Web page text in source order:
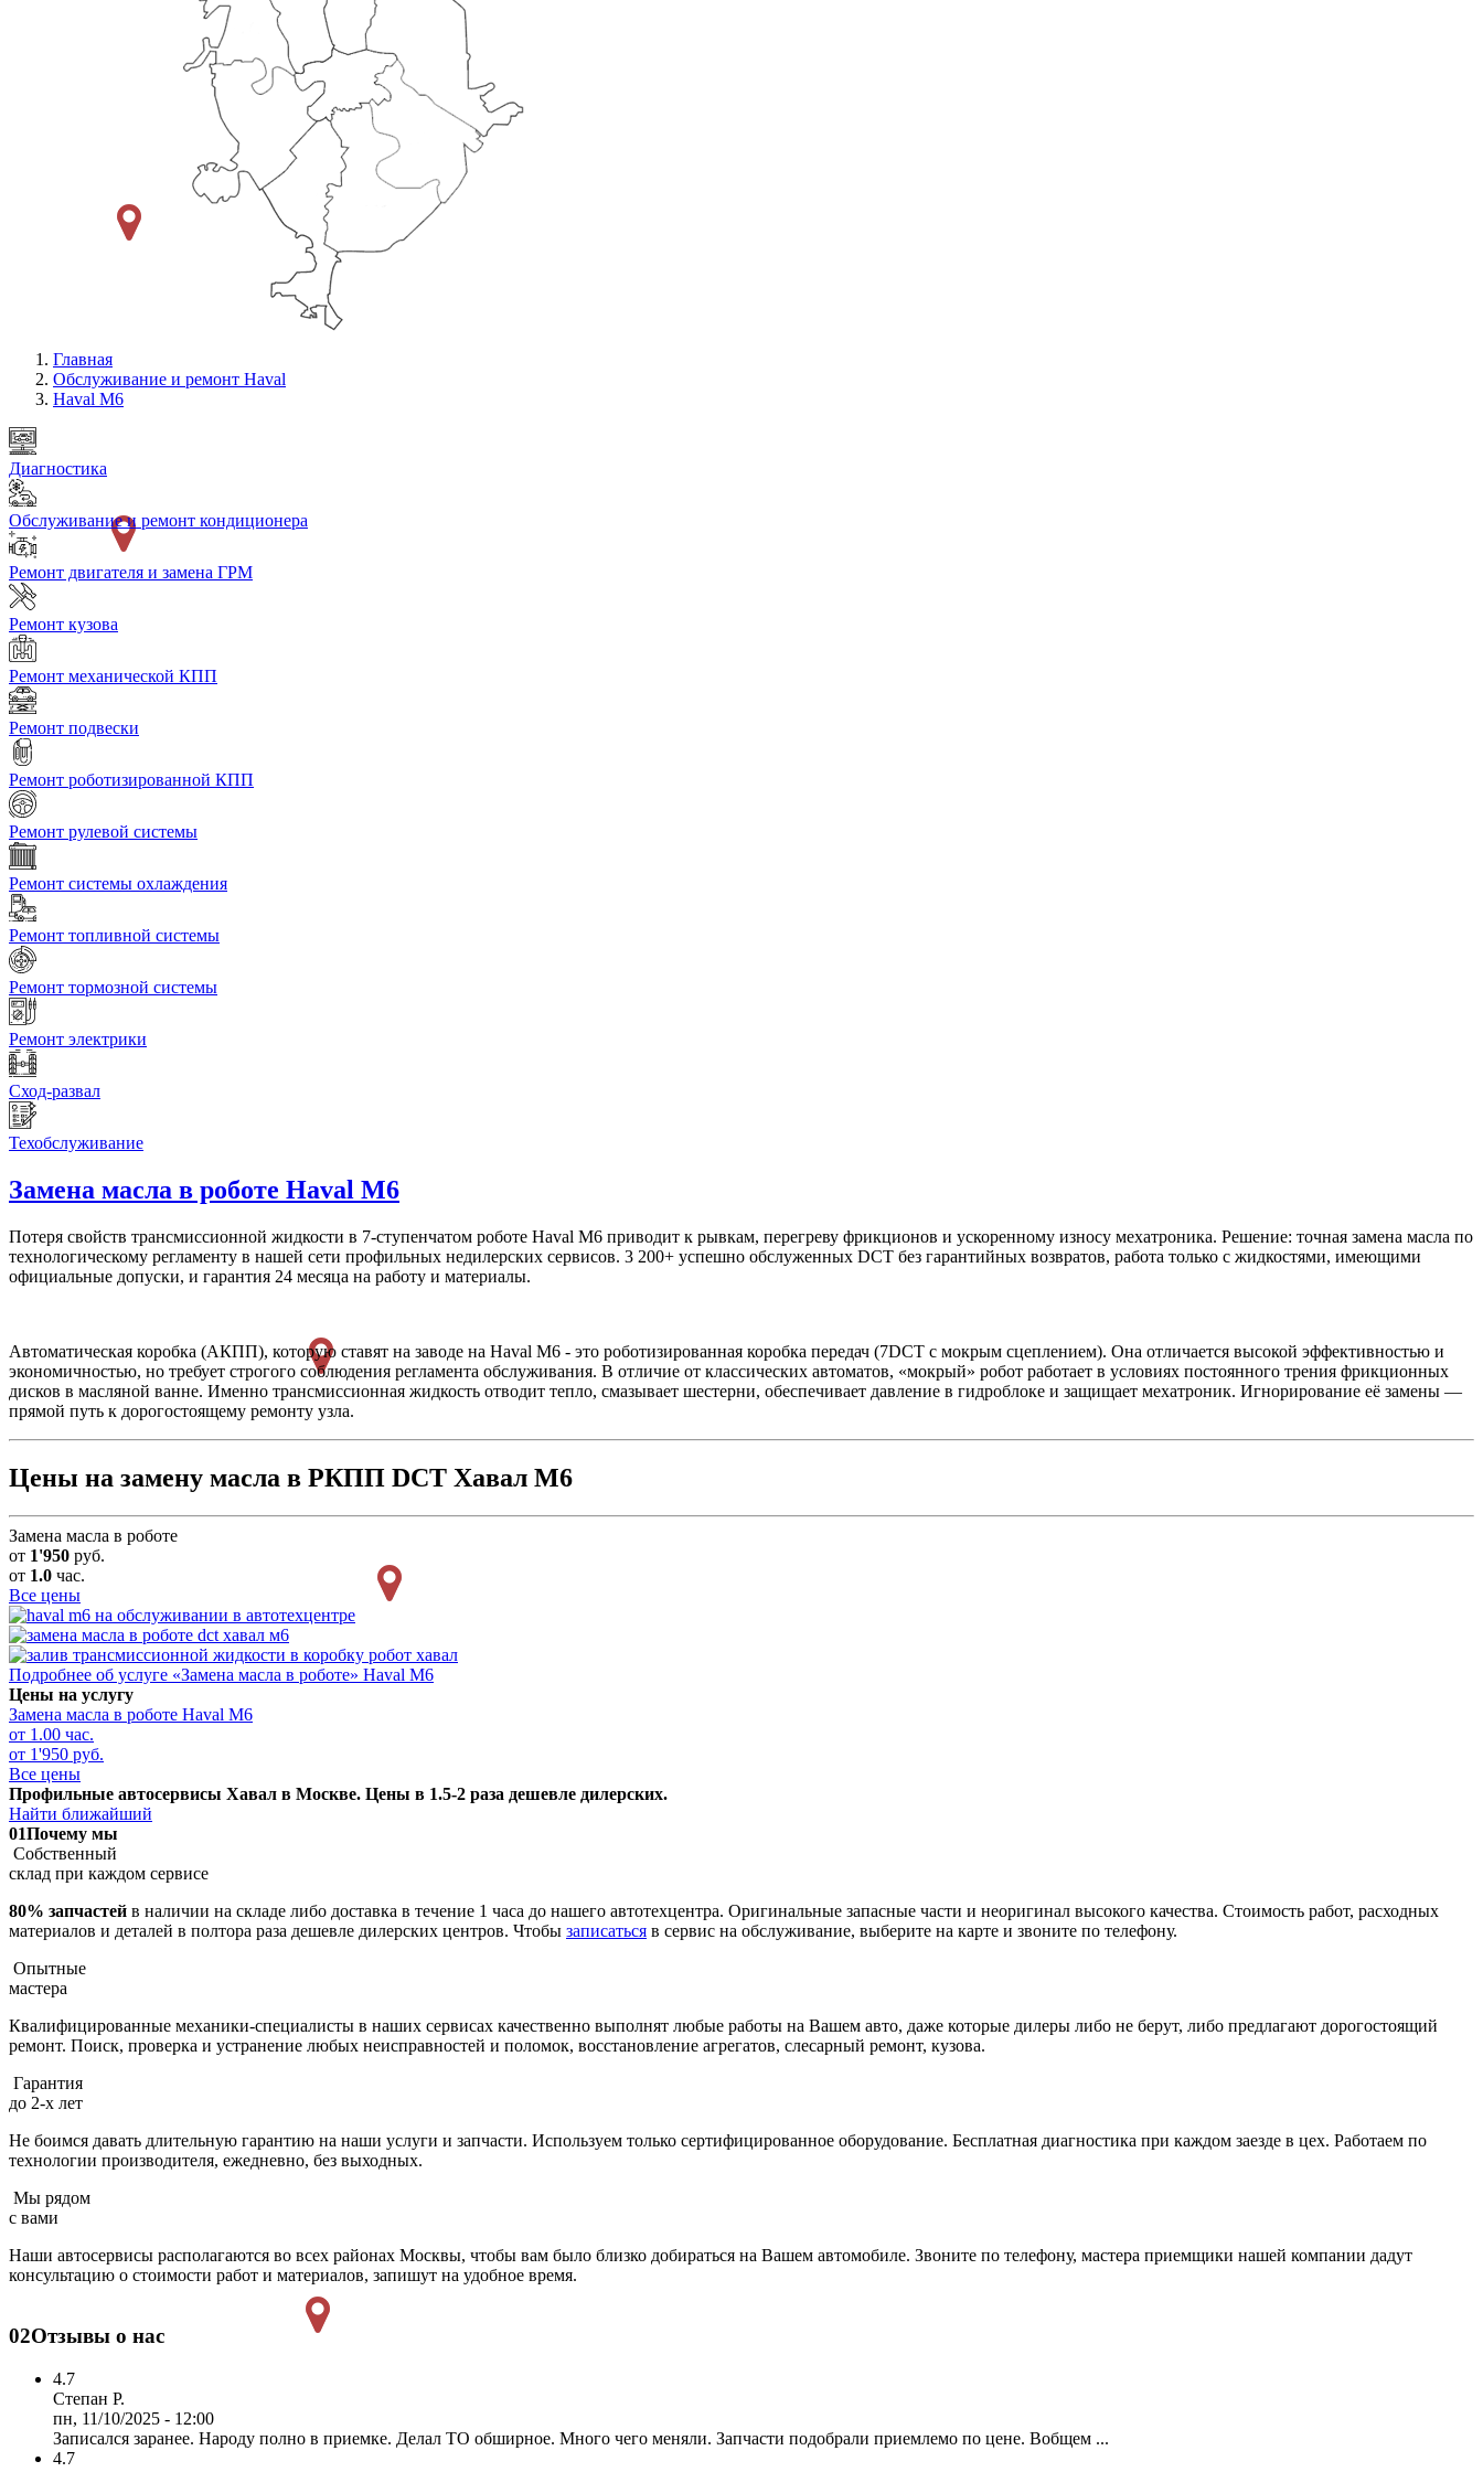
Главная
Обслуживание и ремонт Haval
Haval M6
Диагностика
Обслуживание и ремонт кондиционера
Ремонт двигателя и замена ГРМ
Ремонт кузова
Ремонт механической КПП
Ремонт подвески
Ремонт роботизированной КПП
Ремонт рулевой системы
Ремонт системы охлаждения
Ремонт топливной системы
Ремонт тормозной системы
Ремонт электрики
Сход-развал
Техобслуживание
Замена масла в роботе Haval M6
Потеря свойств трансмиссионной жидкости в 7-ступенчатом роботе Haval M6 приводит к рывкам, перегреву фрикционов и ускоренному износу мехатроника. Решение: точная замена масла по
технологическому регламенту в нашей сети профильных недилерских сервисов. 3 200+ успешно обслуженных DCT без гарантийных возвратов, работа только с жидкостями, имеющими
официальные допуски, и гарантия 24 месяца на работу и материалы.
Автоматическая коробка (АКПП), которую ставят на заводе на Haval M6 - это роботизированная коробка передач (7DCT с мокрым сцеплением). Она отличается высокой эффективностью и
экономичностью, но требует строгого соблюдения регламента обслуживания. В отличие от классических автоматов, «мокрый» робот работает в условиях постоянного трения фрикционных
дисков в масляной ванне. Именно трансмиссионная жидкость отводит тепло, смазывает шестерни, обеспечивает давление в гидроблоке и защищает мехатроник. Игнорирование её замены —
прямой путь к дорогостоящему ремонту узла.
Цены на замену масла в РКПП DCT Хавал М6
Замена масла в роботе
от 1'950 руб.
от 1.0 час.
Все цены
Подробнее об услуге «Замена масла в роботе» Haval M6
Цены на услугу
Замена масла в роботе Haval M6
от 1.00 час.
от 1'950 руб.
Все цены
Профильные автосервисы Хавал в Москве. Цены в 1.5-2 раза дешевле дилерских.
Найти ближайший
01Почему мы
Собственный
склад при каждом сервисе
80% запчастей в наличии на складе либо доставка в течение 1 часа до нашего автотехцентра. Оригинальные запасные части и неоригинал высокого качества. Стоимость работ, расходных
материалов и деталей в полтора раза дешевле дилерских центров. Чтобы записаться в сервис на обслуживание, выберите на карте и звоните по телефону.
Опытные
мастера
Квалифицированные механики-специалисты в наших сервисах качественно выполнят любые работы на Вашем авто, даже которые дилеры либо не берут, либо предлагают дорогостоящий
ремонт. Поиск, проверка и устранение любых неисправностей и поломок, восстановление агрегатов, слесарный ремонт, кузова.
Гарантия
до 2-х лет
Не боимся давать длительную гарантию на наши услуги и запчасти. Используем только сертифицированное оборудование. Бесплатная диагностика при каждом заезде в цех. Работаем по
технологии производителя, ежедневно, без выходных.
Мы рядом
с вами
Наши автосервисы располагаются во всех районах Москвы, чтобы вам было близко добираться на Вашем автомобиле. Звоните по телефону, мастера приемщики нашей компании дадут
консультацию о стоимости работ и материалов, запишут на удобное время.
02Отзывы о нас
4.7
Степан Р.
пн, 11/10/2025 - 12:00
Записался заранее. Народу полно в приемке. Делал ТО обширное. Много чего меняли. Запчасти подобрали приемлемо по цене. Вобщем ...
4.7